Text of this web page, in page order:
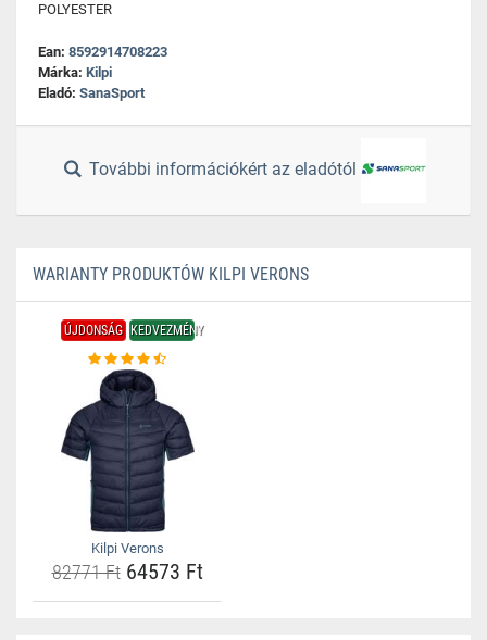
POLYESTER
Ean: 8592914708223
Márka: Kilpi
Eladó: SanaSport
További információkért az eladótól
WARIANTY PRODUKTÓW KILPI VERONS
ÚJDONSÁG KEDVEZMÉNY
Kilpi Verons
82771 Ft64573 Ft